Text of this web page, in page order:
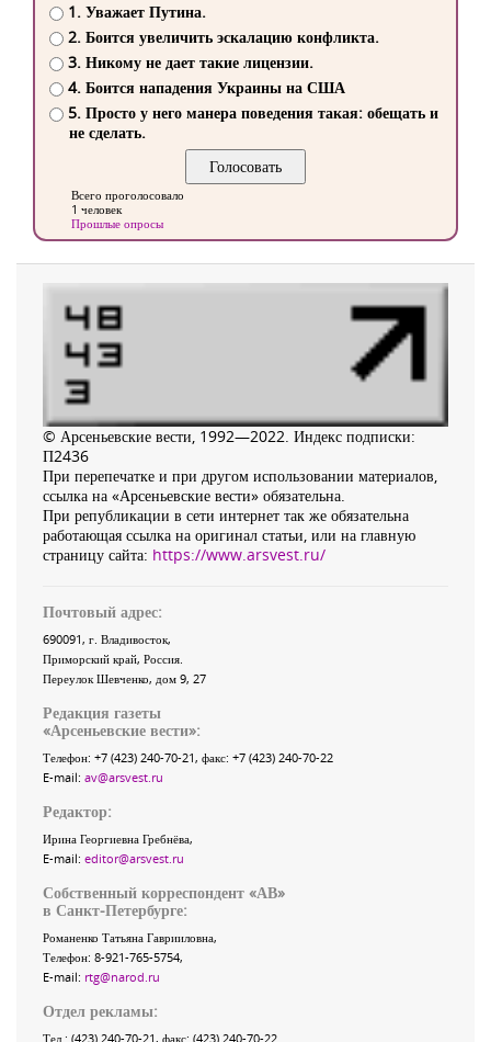
1. Уважает Путина.
2. Боится увеличить эскалацию конфликта.
3. Никому не дает такие лицензии.
4. Боится нападения Украины на США
5. Просто у него манера поведения такая: обещать и
не сделать.
Всего проголосовало
1 человек
Прошлые опросы
© Арсеньевские вести, 1992—2022. Индекс подписки:
П2436
При перепечатке и при другом использовании материалов,
ссылка на «Арсеньевские вести» обязательна.
При републикации в сети интернет так же обязательна
работающая ссылка на оригинал статьи, или на главную
страницу сайта: https://www.arsvest.ru/
Почтовый адрес:
690091, г. Владивосток,
Приморский край, Россия
Переулок Шевченко, дом 9, 27
Редакция газеты
«Арсеньевские вести»:
Телефон: +7 (423) 240-70-21, факс: +7 (423) 240-70-22
E-mail: av@arsvest.ru
Редактор:
Ирина Георгиевна Гребнёва,
E-mail: editor@arsvest.ru
Собственный корреспондент «АВ»
в Санкт-Петербурге:
Романенко Татьяна Гаврииловна,
Телефон: 8-921-765-5754,
E-mail: rtg@narod.ru
Отдел рекламы:
Тел.: (423) 240-70-21, факс: (423) 240-70-22